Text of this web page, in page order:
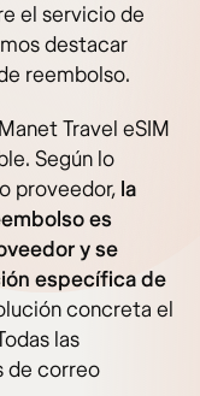
el servicio de
destacar
reembolso.
Travel eSIM
Según lo
proveedor, la
es
y se
específica de
concreta el
las
de correo